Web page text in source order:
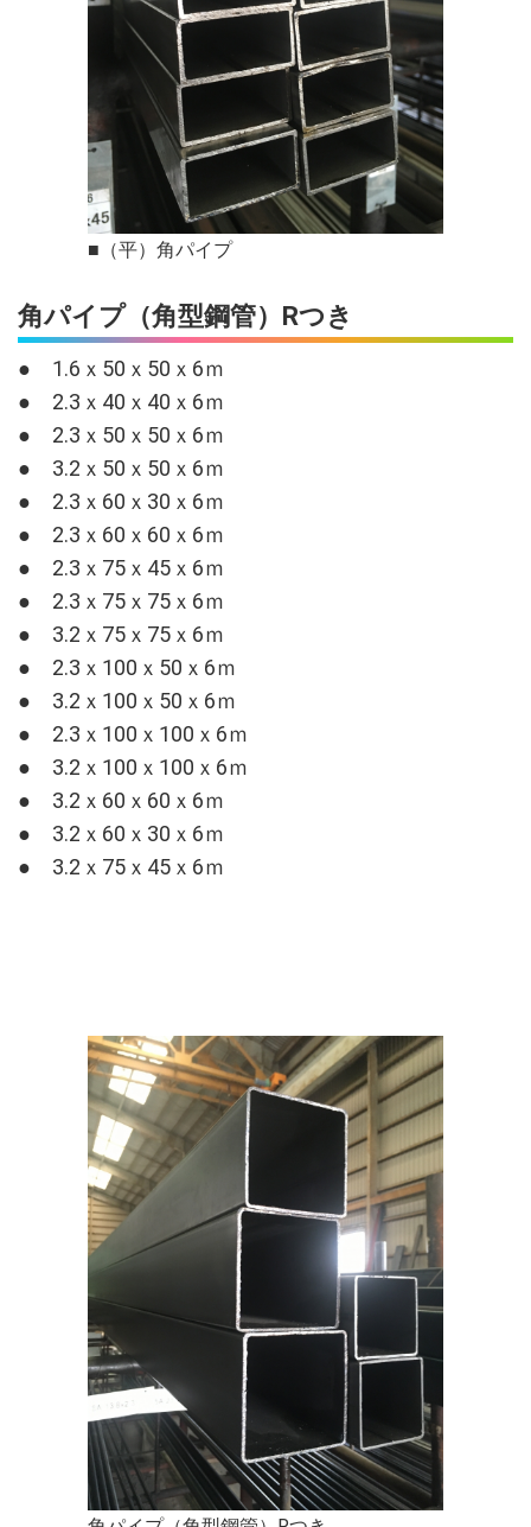
■（平）角パイプ
角パイプ（角型鋼管）Rつき
● 1.6ｘ50ｘ50ｘ6ｍ
● 2.3ｘ40ｘ40ｘ6ｍ
● 2.3ｘ50ｘ50ｘ6ｍ
● 3.2ｘ50ｘ50ｘ6ｍ
● 2.3ｘ60ｘ30ｘ6ｍ
● 2.3ｘ60ｘ60ｘ6ｍ
● 2.3ｘ75ｘ45ｘ6ｍ
● 2.3ｘ75ｘ75ｘ6ｍ
● 3.2ｘ75ｘ75ｘ6ｍ
● 2.3ｘ100ｘ50ｘ6ｍ
● 3.2ｘ100ｘ50ｘ6ｍ
● 2.3ｘ100ｘ100ｘ6ｍ
● 3.2ｘ100ｘ100ｘ6ｍ
● 3.2ｘ60ｘ60ｘ6ｍ
● 3.2ｘ60ｘ30ｘ6ｍ
● 3.2ｘ75ｘ45ｘ6ｍ